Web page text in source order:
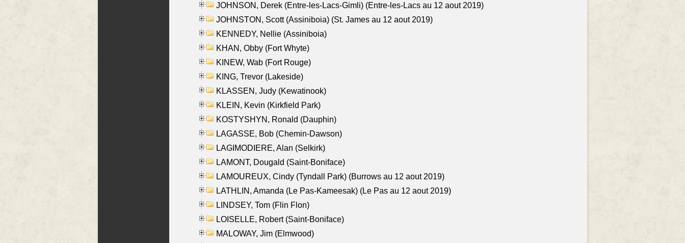
JOHNSON, Derek (Entre-les-Lacs-Gimli) (Entre-les-Lacs au 12 aout 2019)
JOHNSTON, Scott (Assiniboia) (St. James au 12 aout 2019)
KENNEDY, Nellie (Assiniboia)
KHAN, Obby (Fort Whyte)
KINEW, Wab (Fort Rouge)
KING, Trevor (Lakeside)
KLASSEN, Judy (Kewatinook)
KLEIN, Kevin (Kirkfield Park)
KOSTYSHYN, Ronald (Dauphin)
LAGASSE, Bob (Chemin-Dawson)
LAGIMODIERE, Alan (Selkirk)
LAMONT, Dougald (Saint-Boniface)
LAMOUREUX, Cindy (Tyndall Park) (Burrows au 12 aout 2019)
LATHLIN, Amanda (Le Pas-Kameesak) (Le Pas au 12 aout 2019)
LINDSEY, Tom (Flin Flon)
LOISELLE, Robert (Saint-Boniface)
MALOWAY, Jim (Elmwood)